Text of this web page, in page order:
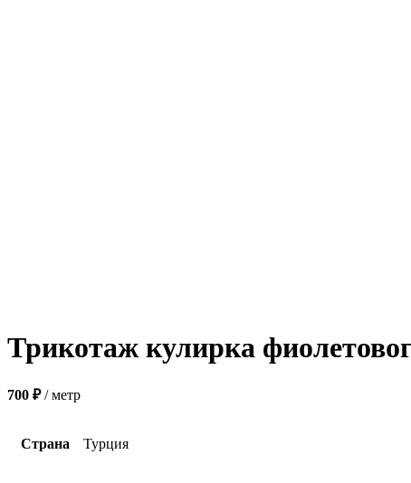
Трикотаж кулирка
700 ₽ метр
Страна Турция